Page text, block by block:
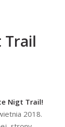
Trail
Nigt Trail!
2018.